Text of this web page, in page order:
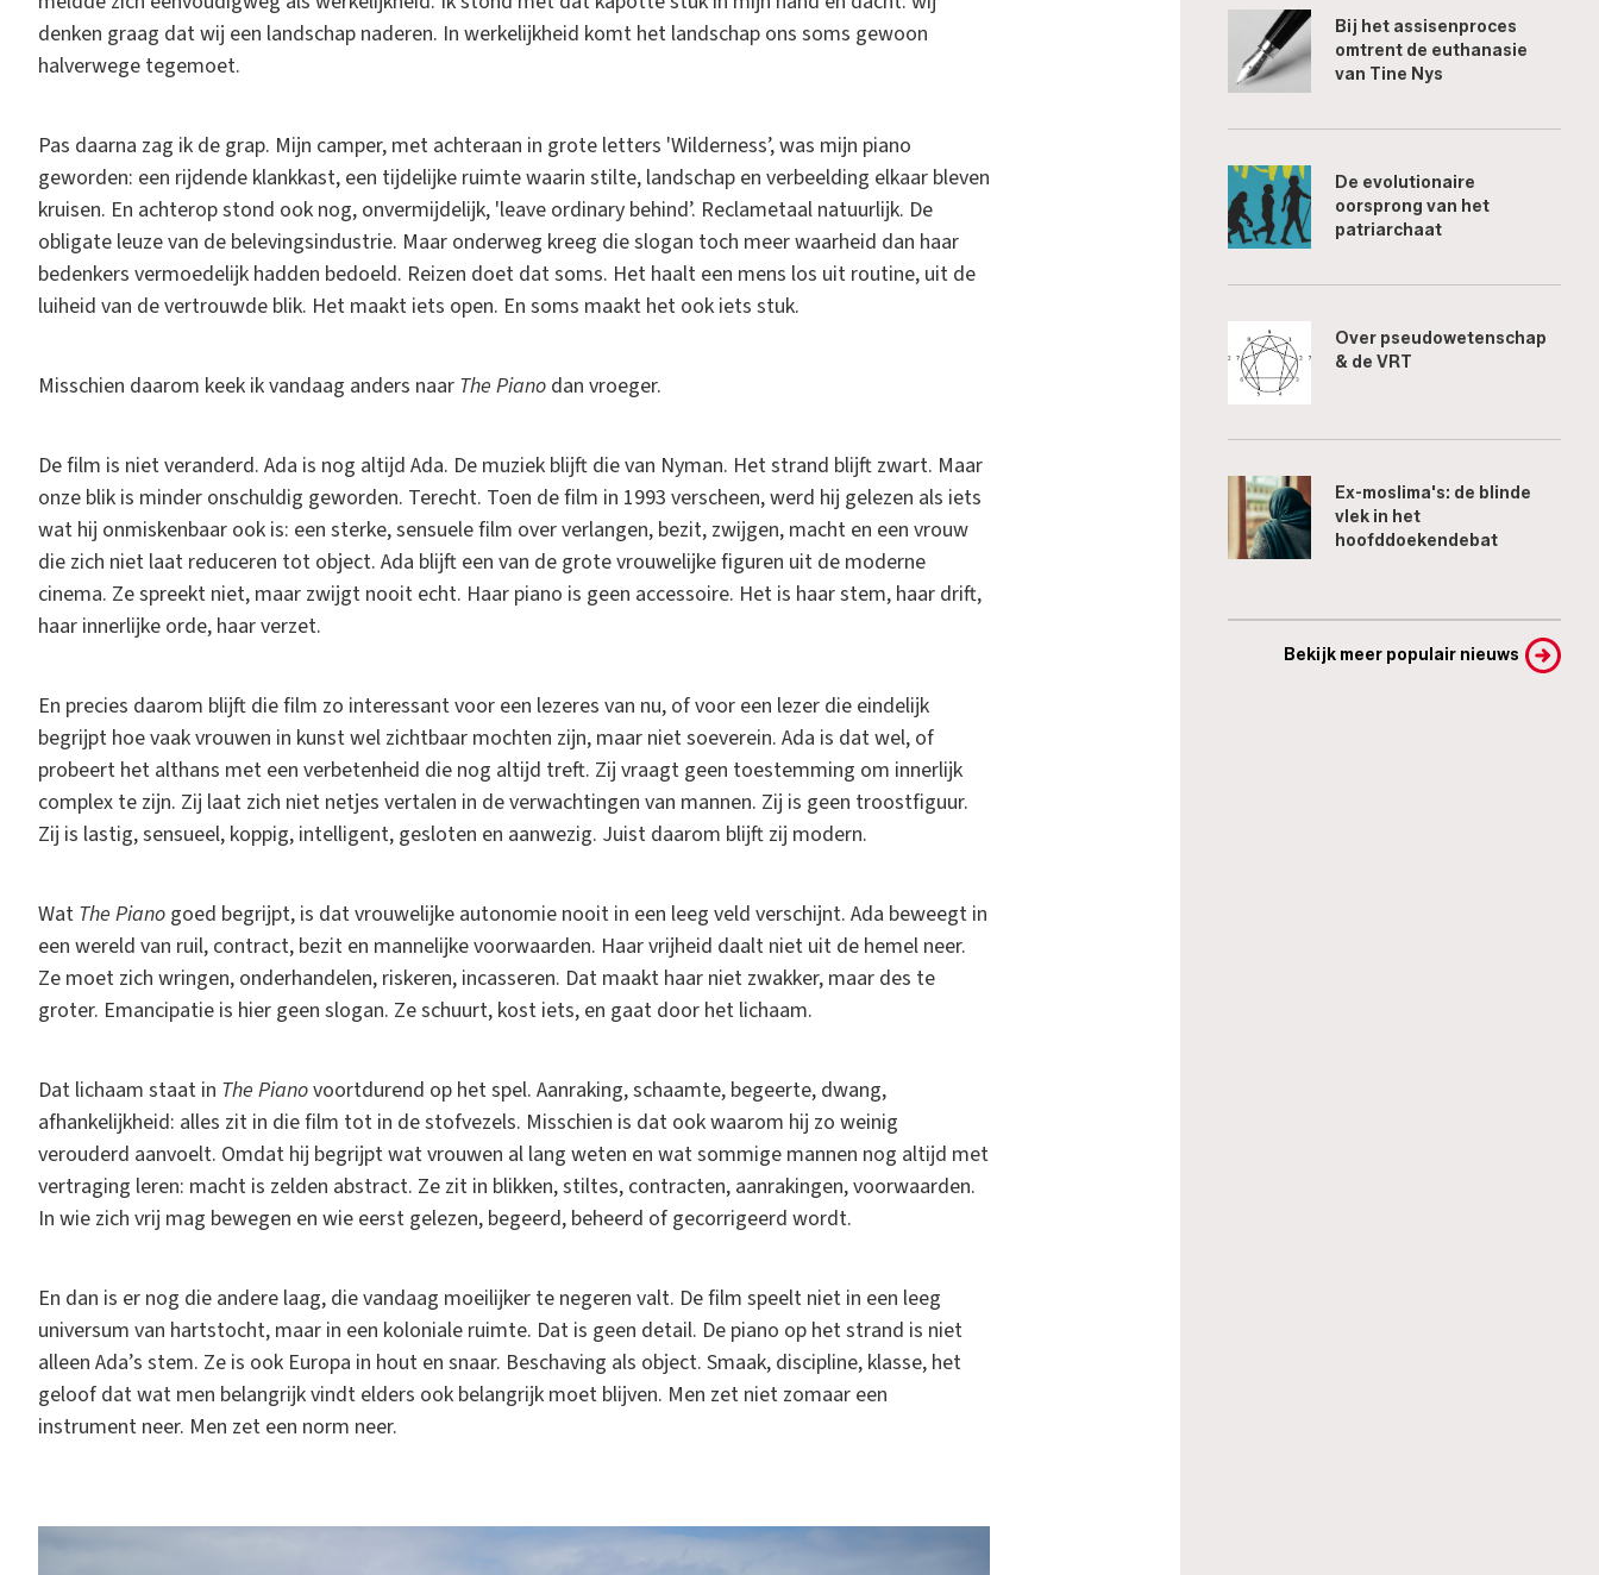
denken graag dat wij een landschap naderen. In werkelijkheid komt het landschap ons soms gewoon
halverwege tegemoet.
Pas daarna zag ik de grap. Mijn camper, met achteraan in grote letters 'Wilderness’, was mijn piano
geworden: een rijdende klankkast, een tijdelijke ruimte waarin stilte, landschap en verbeelding elkaar bleven
kruisen. En achterop stond ook nog, onvermijdelijk, 'leave ordinary behind’. Reclametaal natuurlijk. De
obligate leuze van de belevingsindustrie. Maar onderweg kreeg die slogan toch meer waarheid dan haar
bedenkers vermoedelijk hadden bedoeld. Reizen doet dat soms. Het haalt een mens los uit routine, uit de
luiheid van de vertrouwde blik. Het maakt iets open. En soms maakt het ook iets stuk.
Misschien daarom keek ik vandaag anders naar The Piano dan vroeger.
De film is niet veranderd. Ada is nog altijd Ada. De muziek blijft die van Nyman. Het strand blijft zwart. Maar
onze blik is minder onschuldig geworden. Terecht. Toen de film in 1993 verscheen, werd hij gelezen als iets
wat hij onmiskenbaar ook is: een sterke, sensuele film over verlangen, bezit, zwijgen, macht en een vrouw
die zich niet laat reduceren tot object. Ada blijft een van de grote vrouwelijke figuren uit de moderne
cinema. Ze spreekt niet, maar zwijgt nooit echt. Haar piano is geen accessoire. Het is haar stem, haar drift,
haar innerlijke orde, haar verzet.
En precies daarom blijft die film zo interessant voor een lezeres van nu, of voor een lezer die eindelijk
begrijpt hoe vaak vrouwen in kunst wel zichtbaar mochten zijn, maar niet soeverein. Ada is dat wel, of
probeert het althans met een verbetenheid die nog altijd treft. Zij vraagt geen toestemming om innerlijk
complex te zijn. Zij laat zich niet netjes vertalen in de verwachtingen van mannen. Zij is geen troostfiguur.
Zij is lastig, sensueel, koppig, intelligent, gesloten en aanwezig. Juist daarom blijft zij modern.
Wat The Piano goed begrijpt, is dat vrouwelijke autonomie nooit in een leeg veld verschijnt. Ada beweegt in
een wereld van ruil, contract, bezit en mannelijke voorwaarden. Haar vrijheid daalt niet uit de hemel neer.
Ze moet zich wringen, onderhandelen, riskeren, incasseren. Dat maakt haar niet zwakker, maar des te
groter. Emancipatie is hier geen slogan. Ze schuurt, kost iets, en gaat door het lichaam.
Dat lichaam staat in The Pianovoortdurend op het spel. Aanraking, schaamte, begeerte, dwang,
afhankelijkheid: alles zit in die film tot in de stofvezels. Misschien is dat ook waarom hij zo weinig
verouderd aanvoelt. Omdat hij begrijpt wat vrouwen al lang weten en wat sommige mannen nog altijd met
vertraging leren: macht is zelden abstract. Ze zit in blikken, stiltes, contracten, aanrakingen, voorwaarden.
In wie zich vrij mag bewegen en wie eerst gelezen, begeerd, beheerd of gecorrigeerd wordt.
En dan is er nog die andere laag, die vandaag moeilijker te negeren valt. De film speelt niet in een leeg
universum van hartstocht, maar in een koloniale ruimte. Dat is geen detail. De piano op het strand is niet
alleen Ada’s stem. Ze is ook Europa in hout en snaar. Beschaving als object. Smaak, discipline, klasse, het
geloof dat wat men belangrijk vindt elders ook belangrijk moet blijven. Men zet niet zomaar een
instrument neer. Men zet een norm neer.
Bij het assisenproces
omtrent de euthanasie
van Tine Nys
De evolutionaire
oorsprong van het
patriarchaat
Over pseudowetenschap
& de VRT
Ex-moslima's: de blinde
vlek in het
hoofddoekendebat
Bekijk meer populair nieuws